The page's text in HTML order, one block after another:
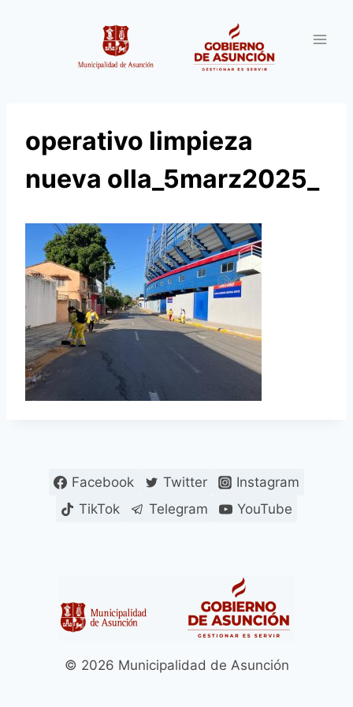
operativo limpieza
nueva olla_5marz2025_
Facebook Twitter
Instagram
TikTok
Telegram YouTube
© 2026 Municipalidad de Asunción